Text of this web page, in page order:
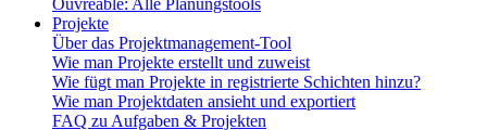
Projekte
Über das Projektmanagement-Tool
Wie man Projekte erstellt und zuweist
Wie fügt man Projekte in registrierte Schichten hinzu?
Wie man Projektdaten ansieht und exportiert
FAQ zu Aufgaben & Projekten